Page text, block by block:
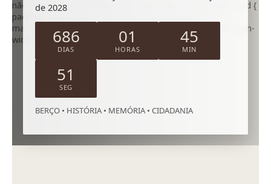
de 2028
686
DIAS
01
HORAS
45
MIN
50
SEG
BERÇO • HISTÓRIA • MEMÓRIA • CIDADANIA
não ao centro */ padding: 16px 12px 18px; } .s-mamede-card {
padding: 16px 14px; /* um pouco mais compacto */ } .s-
mamede-title { font-size: 20px; } .s-mamede-timer .unit { min-
width: 76px; padding: 8px 9px; } }